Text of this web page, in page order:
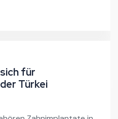
für
Türkei